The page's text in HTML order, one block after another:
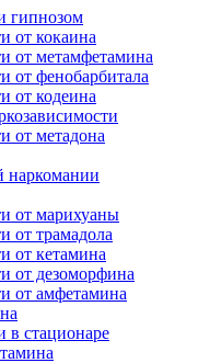
гипнозом
от кокаина
от метамфетамина
от фенобарбитала
от кодеина
от метадона
наркомании
от марихуаны
от трамадола
от кетамина
от дезоморфина
от амфетамина
в стационаре